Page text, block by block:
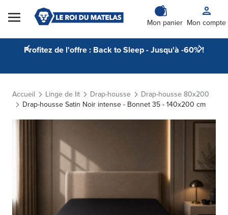
Skip to Content
Mon panier Mon compte
Profitez de l'offre : Back to Sleep - Jusqu'à -60% !
Accueil Linge de lit Drap-housse
Drap-housse 80x200
Drap-housse Satin Noir intense - Bonnet 35 - 140x200 cm